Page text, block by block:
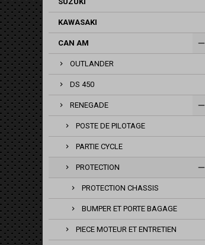
KAWASAKI
CAN AM
OUTLANDER
DS 450
RENEGADE
POSTE DE PILOTAGE
PARTIE CYCLE
PROTECTION
PROTECTION CHASSIS
BUMPER ET PORTE BAGAGE
PIECE MOTEUR ET ENTRETIEN